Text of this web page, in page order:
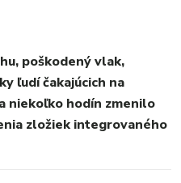
poškodený vlak,
ľudí čakajúcich na
niekoľko hodín zmenilo
zložiek integrovaného